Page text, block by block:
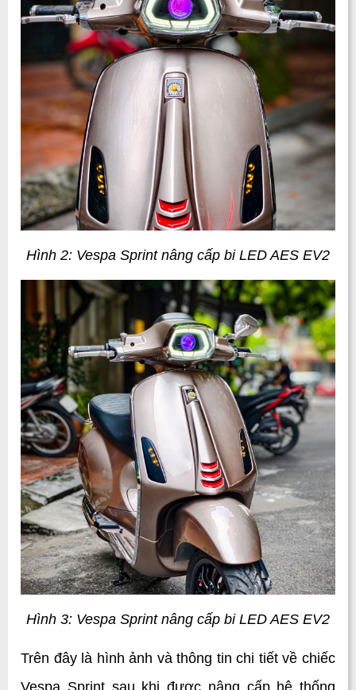
Hình 2: Vespa Sprint nâng cấp bi LED AES EV2
Hình 3: Vespa Sprint nâng cấp bi LED AES EV2
Trên đây là hình ảnh và thông tin chi tiết về chiếc
Vespa Sprint sau khi được nâng cấp hệ thống